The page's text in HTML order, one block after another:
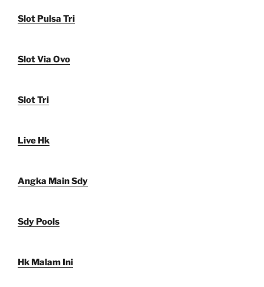
Slot Pulsa Tri
Slot Via Ovo
Slot Tri
Live Hk
Angka Main Sdy
Sdy Pools
Hk Malam Ini